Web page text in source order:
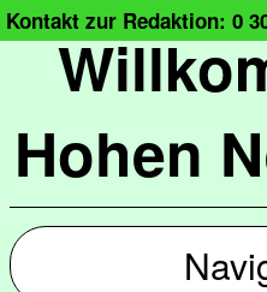
Hohen
Kontakt zur Redaktion: 0